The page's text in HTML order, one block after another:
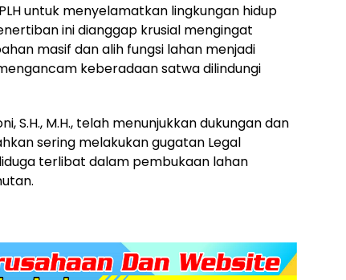
untuk menyelamatkan lingkungan hidup
ini dianggap krusial mengingat
masif dan alih fungsi lahan menjadi
keberadaan satwa dilindungi
S.H., M.H., telah menunjukkan dukungan dan
sering melakukan gugatan Legal
terlibat dalam pembukaan lahan